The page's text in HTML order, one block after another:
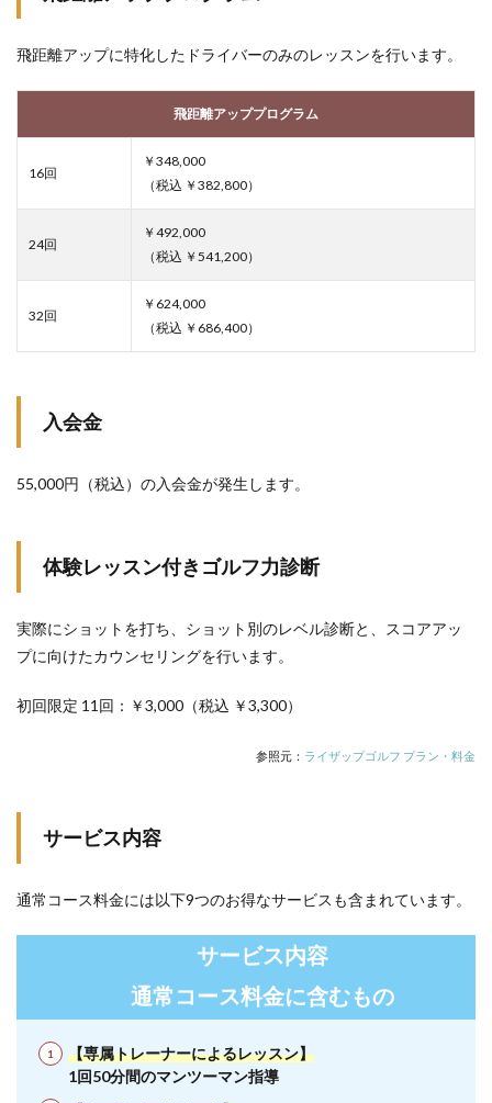
飛距離アップに特化したドライバーのみのレッスンを行います。
飛距離アッププログラム
16回
￥348,000
（税込 ￥382,800）
24回
￥492,000
（税込 ￥541,200）
32回
￥624,000
（税込 ￥686,400）
入会金
55,000円（税込）の入会金が発生します。
体験レッスン付きゴルフ力診断
実際にショットを打ち、ショット別のレベル診断と、スコアアッ
プに向けたカウンセリングを行います。
初回限定 11回：￥3,000（税込 ￥3,300）
参照元： ライザップゴルフ プラン・料金
サービス内容
通常コース料金には以下9つのお得なサービスも含まれています。
サービス内容
通常コース料金に含むもの
【専属トレーナーによるレッスン】
1回50分間のマンツーマン指導